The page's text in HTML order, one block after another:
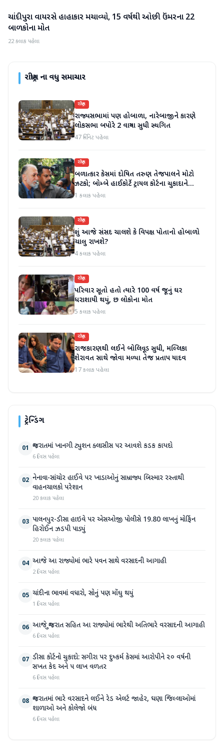
રાષ્ટ્રીય
ચાંદીપુરા વાયરસે હાહાકાર મચાવ્યો, 15 વર્ષથી ઓછી ઉંમરના 22
બાળકોના મોત
22 કલાક પહેલા
રાષ્ટ્રીયના વધુ સમાચાર
રાષ્ટ્રીય
રાજ્યસભામાં પણ હોબાળા, નારેબાજીને કારણે
લોકસભા બપોરે 2 વાગ્યા સુધી સ્થગિત
47 મિનિટ પહેલા
રાષ્ટ્રીય
બળાત્કાર કેસમાં દોષિત તરુણ તેજપાલને મોટો
ઝટકો; બોમ્બે હાઈકોર્ટે ટ્રાયલ કોર્ટના ચુકાદાને
ઉલટાવી દીધો
1 કલાક પહેલા
રાષ્ટ્રીય
શું આજે સંસદ ચાલશે કે વિપક્ષ પોતાનો હોબાળો
ચાલુ રાખશે?
4 કલાક પહેલા
રાષ્ટ્રીય
પરિવાર સૂતો હતો ત્યારે 100 વર્ષ જૂનું ઘર
ધરાશાયી થયું, છ લોકોના મોત
5 કલાક પહેલા
રાષ્ટ્રીય
રાજકારણથી લઈને બોલિવૂડ સુધી, મલ્લિકા
શેરાવત સાથે જોવા મળ્યા તેજ પ્રતાપ યાદવ
17 કલાક પહેલા
ટ્રેન્ડિંગ
01 ગુજરાતમાં ખાનગી ટ્યુશન ક્લાસીસ પર આવશે કડક કાયદો
6 દિવસ પહેલા
02 નેનાવા-સાંચોર હાઈવે પર ખાડાઓનું સામ્રાજ્ય બિસ્માર રસ્તાથી
વાહનચાલકો પરેશાન
20 કલાક પહેલા
03 પાલનપુર-ડીસા હાઇવે પર એસઓજી પોલીસે 19.80 લાખનું મોર્ફિન
હિરોઈન ઝડપી પાડ્યું
20 કલાક પહેલા
04 આજે આ રાજ્યોમાં ભારે પવન સાથે વરસાદની આગાહી
2 દિવસ પહેલા
05 ચાંદીના ભાવમાં વધારો, સોનું પણ મોંઘુ થયું
1 દિવસ પહેલા
06 આજે ગુજરાત સહિત આ રાજ્યોમાં ભારેથી અતિભારે વરસાદની આગાહી
6 દિવસ પહેલા
07 ડીસા કોર્ટનો ચુકાદો: સગીરા પર દુષ્કર્મ કેસમાં આરોપીને ૨૦ વર્ષની
સખત કેદ અને ૫ લાખ વળતર
6 દિવસ પહેલા
08 ગુજરાતમાં ભારે વરસાદને લઈને રેડ એલર્ટ જાહેર, ઘણા જિલ્લાઓમાં
શાળાઓ અને કોલેજો બંધ
6 દિવસ પહેલા